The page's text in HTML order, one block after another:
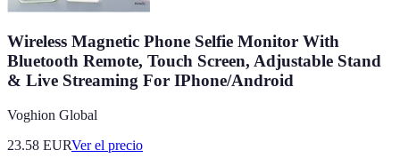
Wireless Magnetic Phone Selfie Monitor With
Bluetooth Remote, Touch Screen, Adjustable Stand
& Live Streaming For IPhone/Android​
Voghion Global
23.58 EURVer el precio